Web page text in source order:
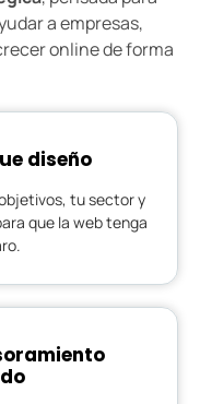
a empresas,
online de forma
diseño
tu sector y
que la web tenga